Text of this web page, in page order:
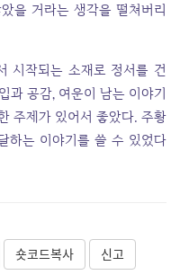
을 거라는 생각을 떨쳐버리
시작되는 소재로 정서를 건
과 공감, 여운이 남는 이야기
주제가 있어서 좋았다. 주황
하는 이야기를 쓸 수 있었다
숏코드복사 신고